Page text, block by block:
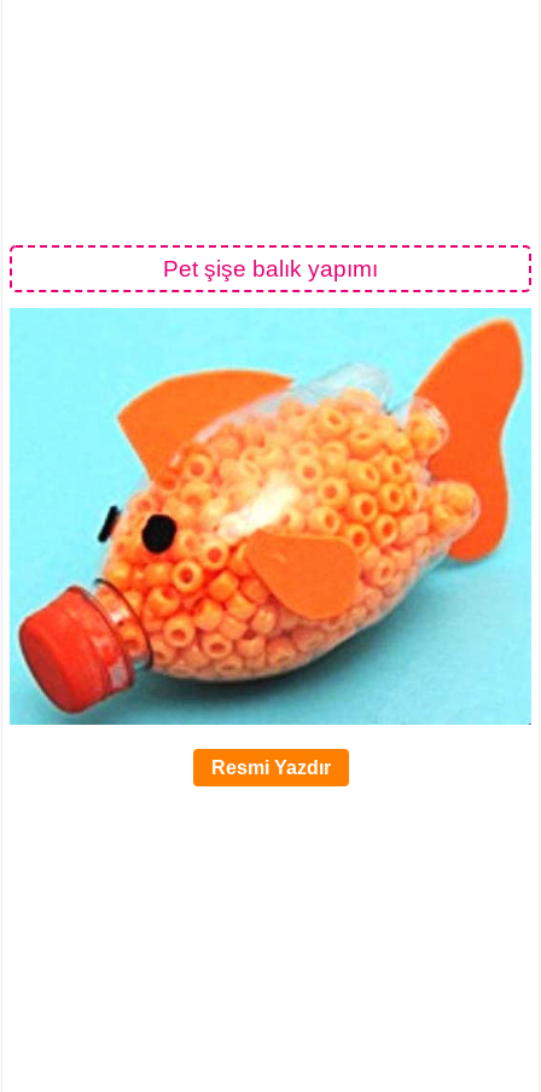
Pet şişe balık yapımı
Resmi Yazdır